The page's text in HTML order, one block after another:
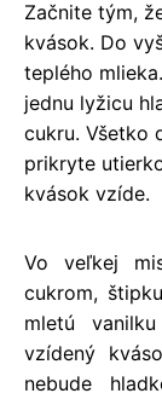
Začnite tým,
kvások. Do
teplého
jednu lyžicu
cukru. Všetko
prikryte
kvások vzíde.
Vo veľkej
cukrom,
mletú
vzídený
nebude